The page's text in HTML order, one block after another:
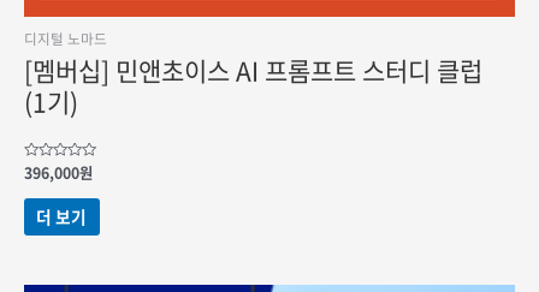
디지털 노마드
[멤버십] 민앤초이스 AI 프롬프트 스터디 클럽
(1기)
5
중에서
0
로
평가됨
396,000원
더 보기